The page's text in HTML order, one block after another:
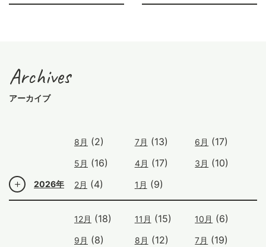
Archives
アーカイブ
2026年
8月 (2) 7月 (13) 6月 (17)
5月 (16) 4月 (17) 3月 (10)
2月 (4) 1月 (9)
12月 (18) 11月 (15) 10月 (6)
9月 (8) 8月 (12) 7月 (19)